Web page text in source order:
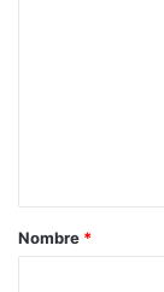
Nombre *